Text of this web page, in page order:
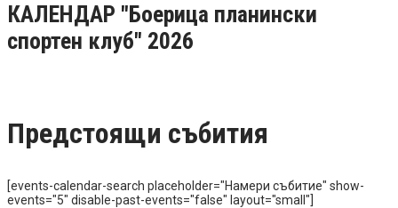
КАЛЕНДАР "Боерица планински
спортен клуб" 2026
Предстоящи събития
[events-calendar-search placeholder="Намери събитие" show-
events="5" disable-past-events="false" layout="small"]